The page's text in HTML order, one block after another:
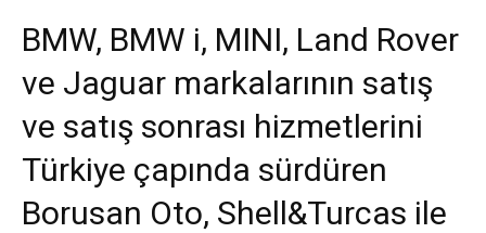
BMW, BMW i, MINI, Land Rover
ve Jaguar markalarının satış
ve satış sonrası hizmetlerini
Türkiye çapında sürdüren
Borusan Oto, Shell&Turcas ile